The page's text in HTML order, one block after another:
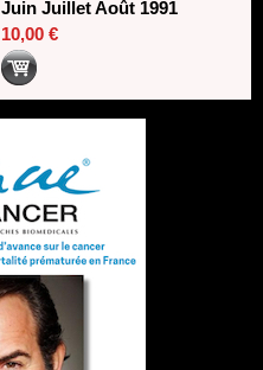
Juin Juillet Août 1991
10,00 €